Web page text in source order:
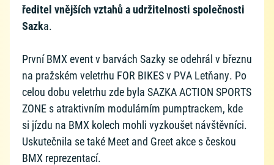
ředitel vnějších vztahů a udržitelnosti společnosti
Sazka.
První BMX event v barvách Sazky se odehrál v březnu
na pražském veletrhu FOR BIKES v PVA Letňany. Po
celou dobu veletrhu zde byla SAZKA ACTION SPORTS
ZONE s atraktivním modulárním pumptrackem, kde
si jízdu na BMX kolech mohli vyzkoušet návštěvníci.
Uskutečnila se také Meet and Greet akce s českou
BMX reprezentací.